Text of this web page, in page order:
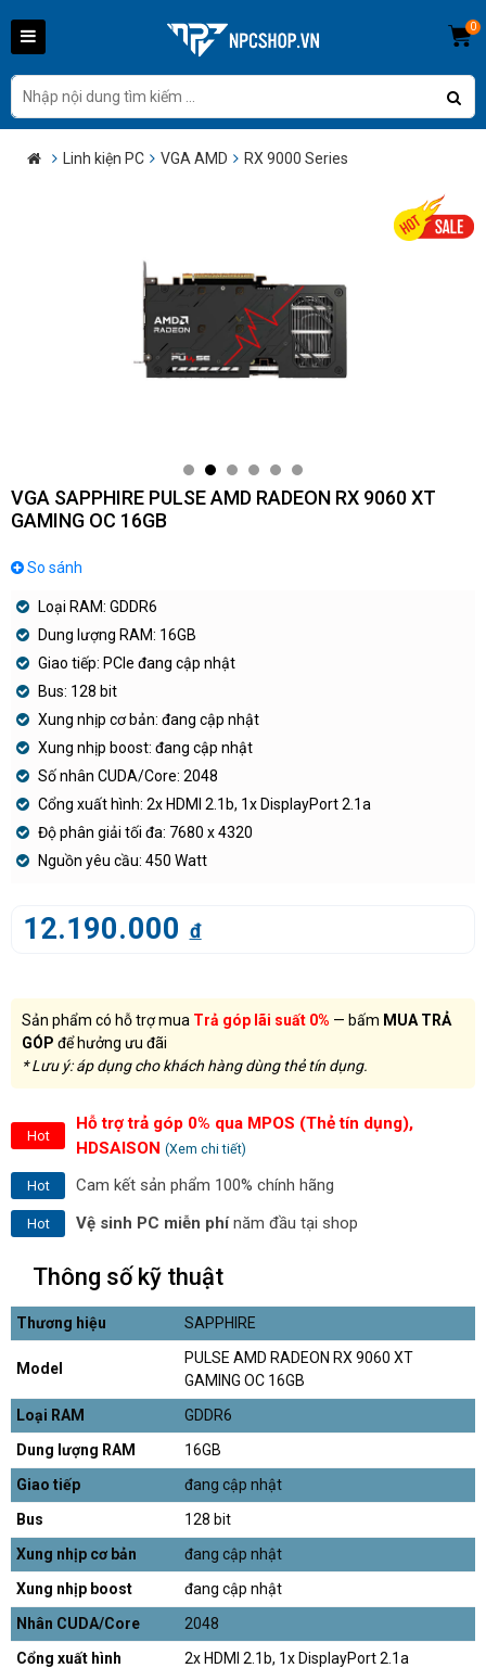
0
Linh kiện PC VGA AMD RX 9000 Series
VGA SAPPHIRE PULSE AMD RADEON RX 9060 XT
GAMING OC 16GB
So sánh
Loại RAM: GDDR6
Dung lượng RAM: 16GB
Giao tiếp: PCIe đang cập nhật
Bus: 128 bit
Xung nhịp cơ bản: đang cập nhật
Xung nhịp boost: đang cập nhật
Số nhân CUDA/Core: 2048
Cổng xuất hình: 2x HDMI 2.1b, 1x DisplayPort 2.1a
Độ phân giải tối đa: 7680 x 4320
Nguồn yêu cầu: 450 Watt
12.190.000 đ
Sản phẩm có hỗ trợ mua Trả góp lãi suất 0% — bấm MUA TRẢ
GÓP để hưởng ưu đãi
* Lưu ý: áp dụng cho khách hàng dùng thẻ tín dụng.
Hot
Hỗ trợ trả góp 0% qua MPOS (Thẻ tín dụng),
HDSAISON (Xem chi tiết)
Hot Cam kết sản phẩm 100% chính hãng
Hot Vệ sinh PC miễn phínăm đầu tại shop
Thông số kỹ thuật
Thương hiệu SAPPHIRE
Model
PULSE AMD RADEON RX 9060 XT
GAMING OC 16GB
Loại RAM
GDDR6
Dung lượng RAM
16GB
Giao tiếp
đang cập nhật
Bus
128 bit
Xung nhịp cơ bản
đang cập nhật
Xung nhịp boost
đang cập nhật
Nhân CUDA/Core
2048
Cổng xuất hình
2x HDMI 2.1b, 1x DisplayPort 2.1a